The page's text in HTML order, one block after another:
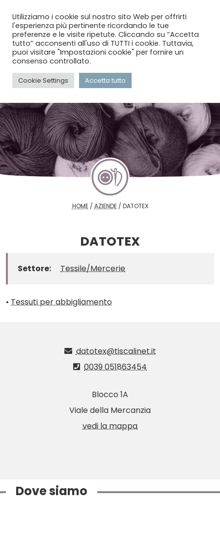
menu
HOME/ AZIENDE/ DATOTEX
DATOTEX
Settore: Tessile/Mercerie
• Tessuti per abbigliamento
datotex@tiscalinet.it
0039 051863454
Blocco 1A
Viale della Mercanzia
vedi la mappa
Dove siamo
Utilizziamo i cookie sul nostro sito Web per offrirti
l'esperienza più pertinente ricordando le tue
preferenze e le visite ripetute. Cliccando su “Accetta
tutto” acconsenti all'uso di TUTTI i cookie. Tuttavia,
puoi visitare "Impostazioni cookie" per fornire un
consenso controllato.
Cookie Settings Accetta tutto